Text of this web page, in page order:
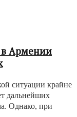
Армении
ситуации крайне
дальнейших
Однако, при